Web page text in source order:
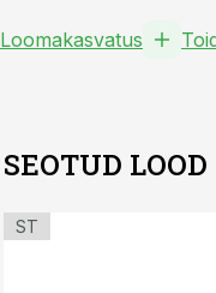
Loomakasvatus
SEOTUD LOOD
ST